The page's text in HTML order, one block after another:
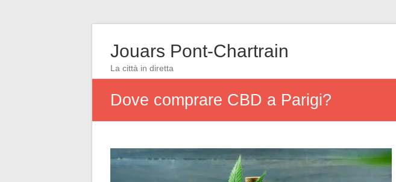
Jouars Pont-Chartrain
La città in diretta
Dove comprare CBD a Parigi?